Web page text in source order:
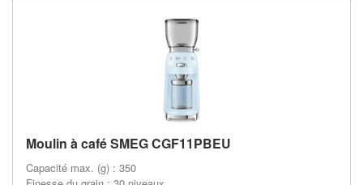
Moulin à café SMEG CGF11PBEU
Capacité max. (g) : 350